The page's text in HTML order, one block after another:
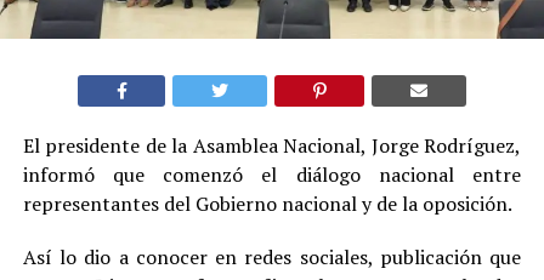
El presidente de la Asamblea Nacional, Jorge Rodríguez,
informó que comenzó el diálogo nacional entre
representantes del Gobierno nacional y de la oposición.
Así lo dio a conocer en redes sociales, publicación que